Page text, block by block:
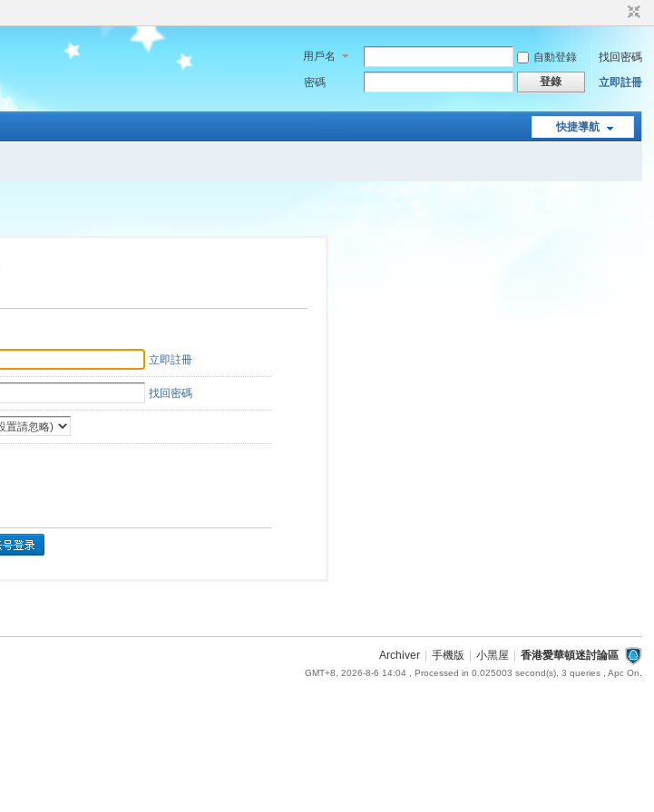
用戶名 自動登錄
找回密碼
密碼
登錄 立即註冊
快捷導航
立即註冊
找回密碼
Archiver 手機版 小黑屋 香港愛華頓迷討論區
GMT+8, 2026-8-6 14:04, Processed in 0.025003 second(s), 3 queries , Apc On.